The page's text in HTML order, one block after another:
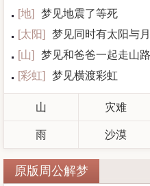
[地]
梦见地震了等死
[太阳]
梦见同时有太阳与
[山]
梦见和爸爸一起走山路
[彩虹] 梦见横渡彩虹
山 灾难
雨 沙漠
原版周公解梦